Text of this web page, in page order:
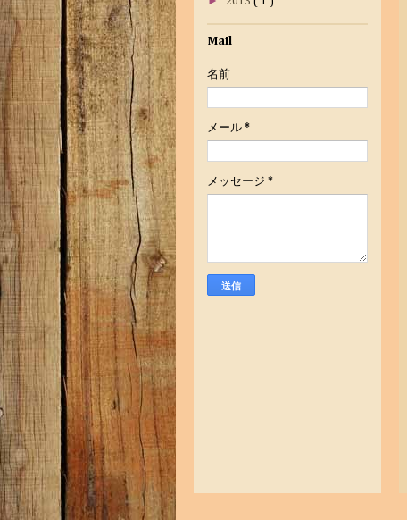
Mail
名前
メール *
メッセージ *